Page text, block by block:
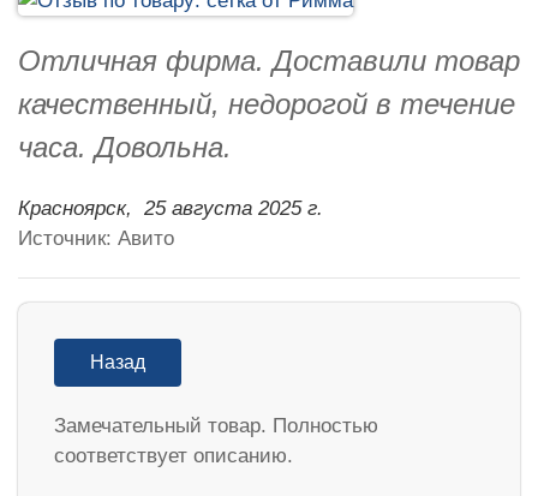
Отличная фирма. Доставили товар
качественный, недорогой в течение
часа. Довольна.
Красноярск,
25 августа 2025 г.
Источник: Авито
Назад
Замечательный товар. Полностью
соответствует описанию.